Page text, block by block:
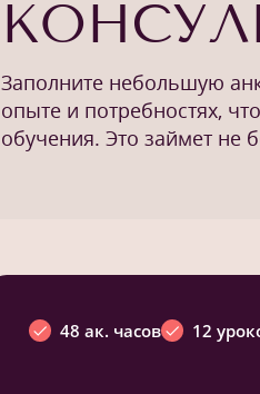
Заполните небольшую
опыте и потребностях,
обучения. Это займет не
48 ак. часов 12